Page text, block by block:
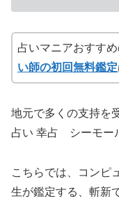
占いマニアおすす
い師の初回無料鑑定
地元で多くの支持を
占い 幸占 シーモー
こちらでは、コンピ
生が鑑定する、斬新